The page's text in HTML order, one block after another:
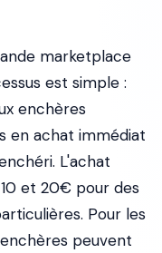
marketplace
est simple :
enchères
en achat immédiat
L'achat
et 20€ pour des
Pour les
peuvent